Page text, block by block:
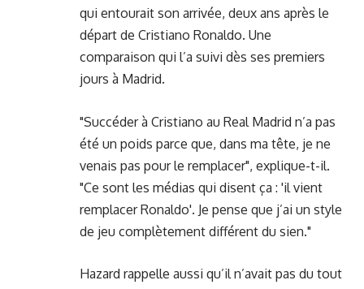
qui entourait son arrivée, deux ans après le
départ de Cristiano Ronaldo. Une
comparaison qui l’a suivi dès ses premiers
jours à Madrid.
"Succéder à Cristiano au Real Madrid n’a pas
été un poids parce que, dans ma tête, je ne
venais pas pour le remplacer", explique-t-il.
"Ce sont les médias qui disent ça : 'il vient
remplacer Ronaldo'. Je pense que j’ai un style
de jeu complètement différent du sien."
Hazard rappelle aussi qu’il n’avait pas du tout